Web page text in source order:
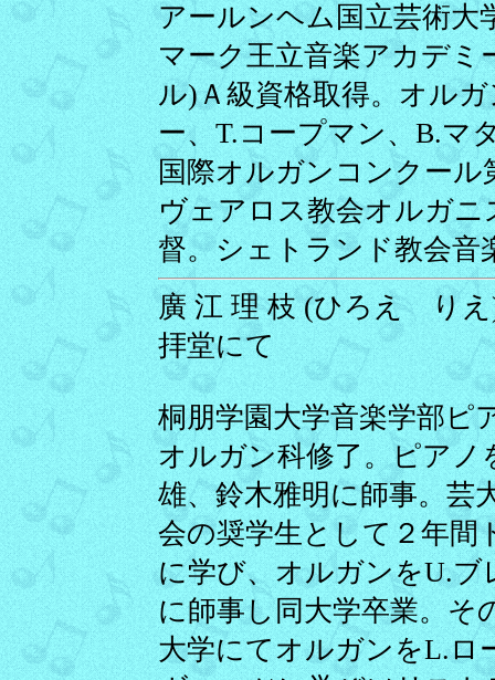
アールンヘム国立芸術大
マーク王立音楽アカデミ
ル)Ａ級資格取得。オル
ー、T.コープマン、B.マ
国際オルガンコンクール
ヴェアロス教会オルガ
督。シェトランド教会音
廣 江 理 枝 (ひろえ りえ
拝堂にて
桐朋学園大学音楽学部ピ
オルガン科修了。ピアノ
雄、鈴木雅明に師事。芸
会の奨学生として２年間
に学び、オルガンをU.
に師事し同大学卒業。そ
大学にてオルガンをL.ロ